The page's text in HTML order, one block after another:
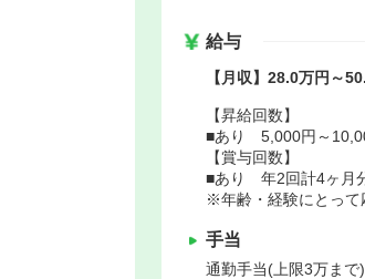
給与
【月収】28.0万円～
【昇給回数】
■あり 5,000円～
【賞与回数】
■あり 年2回計4ヶ月
※年齢・経験にとって
手当
通勤手当(上限3万ま